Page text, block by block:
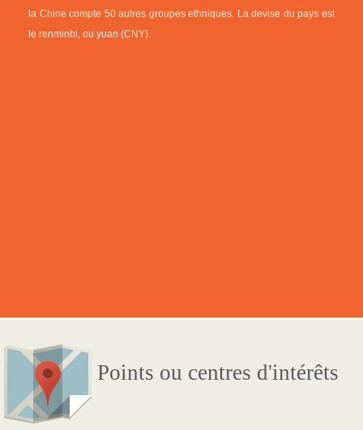
la Chine compte 50 autres groupes ethniques. La devise du pays est
le renminbi, ou yuan (CNY).
Points ou centres d'intérêts